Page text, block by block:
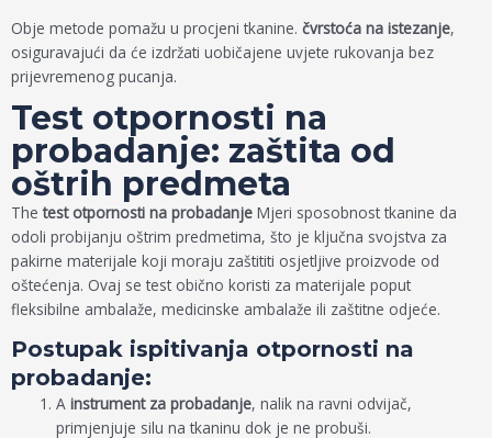
Obje metode pomažu u procjeni tkanine. čvrstoća na istezanje,
osiguravajući da će izdržati uobičajene uvjete rukovanja bez
prijevremenog pucanja.
Test otpornosti na
probadanje: zaštita od
oštrih predmeta
Thetest otpornosti na probadanje Mjeri sposobnost tkanine da
odoli probijanju oštrim predmetima, što je ključna svojstva za
pakirne materijale koji moraju zaštititi osjetljive proizvode od
oštećenja. Ovaj se test obično koristi za materijale poput
fleksibilne ambalaže, medicinske ambalaže ili zaštitne odjeće.
Postupak ispitivanja otpornosti na
probadanje:
Ainstrument za probadanje, nalik na ravni odvijač,
primjenjuje silu na tkaninu dok je ne probuši.